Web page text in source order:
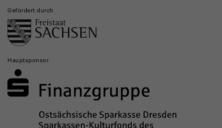
Gefördert durch
Hauptsponsor